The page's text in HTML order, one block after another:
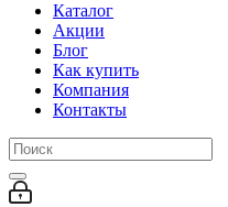
Каталог
Акции
Блог
Как купить
Компания
Контакты